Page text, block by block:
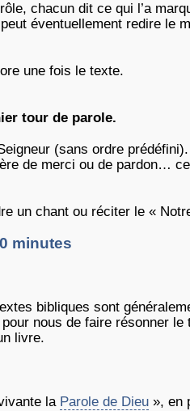
chacun dit ce qui l’a
éventuellement redire le
une fois le texte.
tour de parole.
(sans ordre
de merci ou de pardon…
un chant ou réciter le «
minutes
bibliques sont
nous de faire résonner
livre.
la Parole de Dieu », en